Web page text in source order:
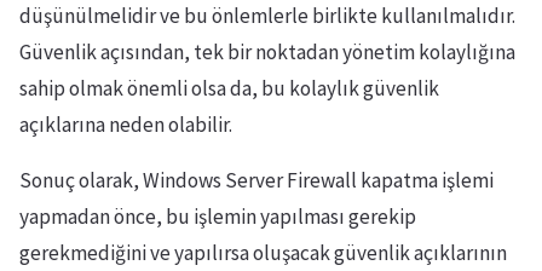
düşünülmelidir ve bu önlemlerle birlikte kullanılmalıdır.
Güvenlik açısından, tek bir noktadan yönetim kolaylığına
sahip olmak önemli olsa da, bu kolaylık güvenlik
açıklarına neden olabilir.
Sonuç olarak, Windows Server Firewall kapatma işlemi
yapmadan önce, bu işlemin yapılması gerekip
gerekmediğini ve yapılırsa oluşacak güvenlik açıklarının